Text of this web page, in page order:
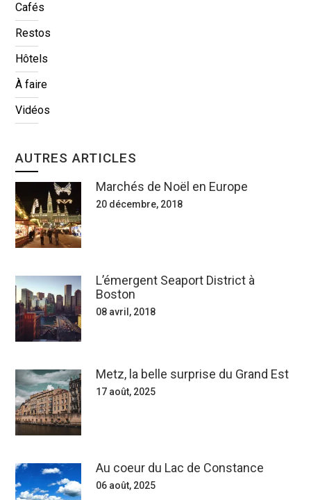
Cafés
Restos
Hôtels
À faire
Vidéos
AUTRES ARTICLES
Marchés de Noël en Europe
20 décembre, 2018
L’émergent Seaport District à
Boston
08 avril, 2018
Metz, la belle surprise du Grand Est
17 août, 2025
Au coeur du Lac de Constance
06 août, 2025